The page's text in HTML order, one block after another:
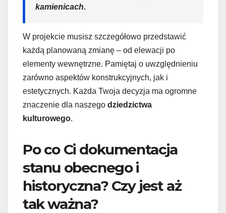
kamienicach.
W projekcie musisz szczegółowo przedstawić
każdą planowaną zmianę – od elewacji po
elementy wewnętrzne. Pamiętaj o uwzględnieniu
zarówno aspektów konstrukcyjnych, jak i
estetycznych. Każda Twoja decyzja ma ogromne
znaczenie dla naszego dziedzictwa
kulturowego.
Po co Ci dokumentacja
stanu obecnego i
historyczna? Czy jest aż
tak ważna?